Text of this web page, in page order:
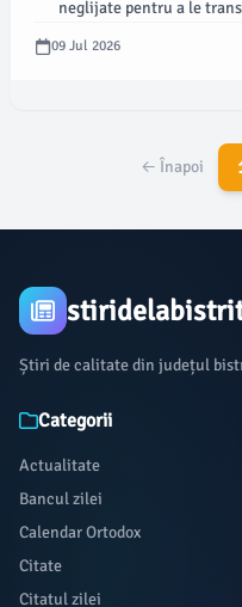
neglijate pentru a le
reconfigurarea zonei
09 Jul 2026
← Înapoi
Știri de calitate din județul
Categorii
Actualitate
Bancul zilei
Calendar Ortodox
Citate
Citatul zilei